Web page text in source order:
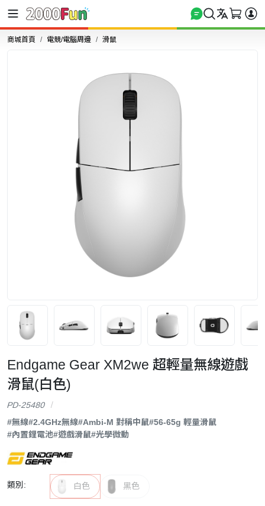
商城首頁 電競/電腦周邊 滑鼠
Endgame Gear XM2we 超輕量無線遊戲
滑鼠(白色)
PD-25480
#無線#2.4GHz無線#Ambi-M 對稱中鼠#56-65g 輕量滑鼠
#內置鋰電池#遊戲滑鼠#光學微動
類別: 白色 黑色